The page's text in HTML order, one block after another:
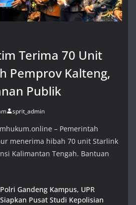
Terima 70 Unit
Pemprov Kalteng,
Publik
sprit_admin
– Pemerintah
menerima hibah 70 unit Starlink
Kalimantan Tengah. Bantuan
Polri Gandeng Kampus, UPR
Siapkan Pusat Studi Kepolisian